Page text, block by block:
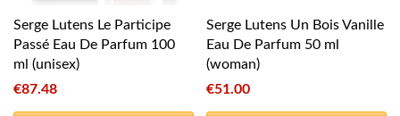
Serge Lutens Le Participe
Passé Eau De Parfum 100
ml (unisex)
€87.48
Serge Lutens Un Bois Vanille
Eau De Parfum 50 ml
(woman)
€51.00